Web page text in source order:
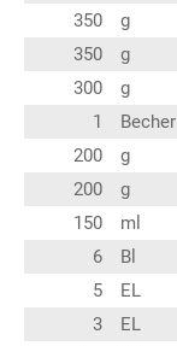
350
g
350
g
300
g
1
Becher
200
g
200
g
150
ml
6
Bl
5
EL
3
EL